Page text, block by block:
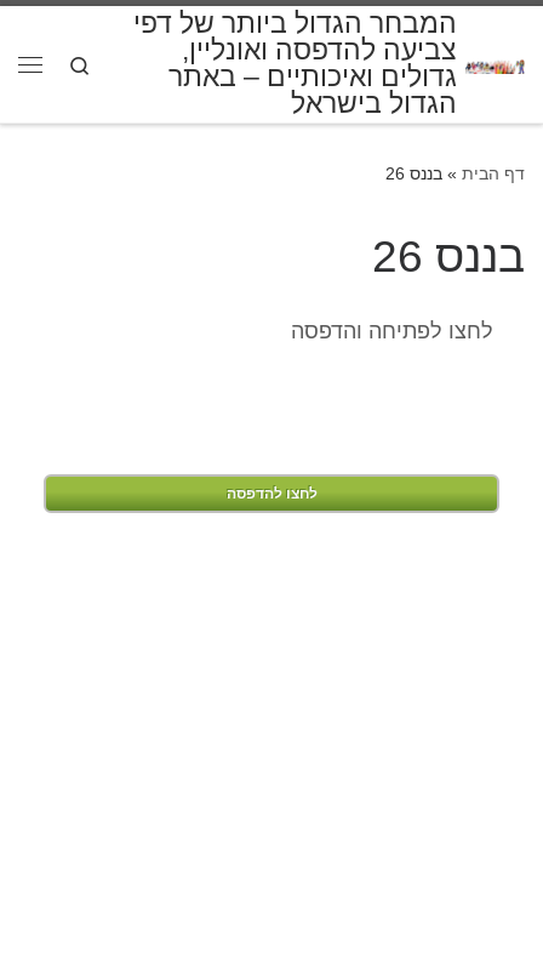
המבחר הגדול ביותר של דפי
צביעה להדפסה ואונליין,
גדולים ואיכותיים – באתר
הגדול בישראל
Search
דף הבית » בננס 26
בננס 26
לחצו לפתיחה והדפסה
לחצו להדפסה